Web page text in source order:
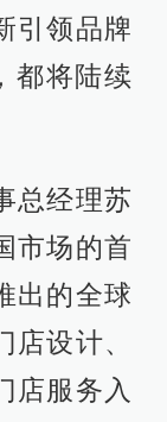
引领品牌
都将陆续
总经理苏
市场的首
出的全球
设计、
店服务入